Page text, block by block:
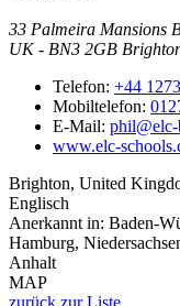
33 Palmeira Mansions
UK- BN3 2GB
Telefon: +44
Mobiltelefon:
E-Mail:
www.elc-
Brighton, United
Englisch
Anerkannt in: Baden-
Hamburg,
Anhalt
MAP